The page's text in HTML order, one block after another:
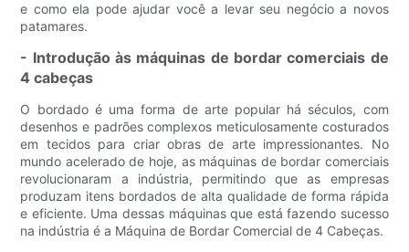
e como ela pode ajudar você a levar seu negócio a novos
patamares.
- Introdução às máquinas de bordar comerciais de
4 cabeças
O bordado é uma forma de arte popular há séculos, com
desenhos e padrões complexos meticulosamente costurados
em tecidos para criar obras de arte impressionantes. No
mundo acelerado de hoje, as máquinas de bordar comerciais
revolucionaram a indústria, permitindo que as empresas
produzam itens bordados de alta qualidade de forma rápida
e eficiente. Uma dessas máquinas que está fazendo sucesso
na indústria é a Máquina de Bordar Comercial de 4 Cabeças.